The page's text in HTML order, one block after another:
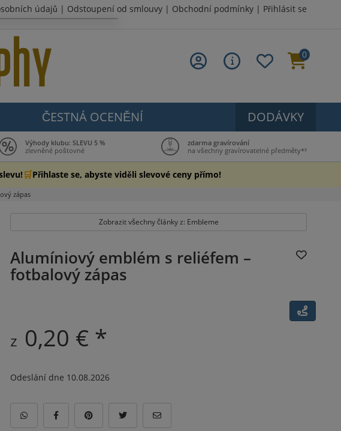
údajů | Odstoupení od smlouvy | Obchodní podmínky | Přihlásit se
0
ČESTNÁ OCENĚNÍ DODÁVKY
Výhody klubu: SLEVU 5 %
zlevněné poštovné
zdarma gravírování
na všechny gravírovatelné předměty*³
🛒Přihlaste se, abyste viděli slevové ceny přímo!
zápas
Zobrazit všechny články z: Embleme
Alumíniový emblém s reliéfem –
fotbalový zápas
z 0,20 € *
Odeslání dne 10.08.2026